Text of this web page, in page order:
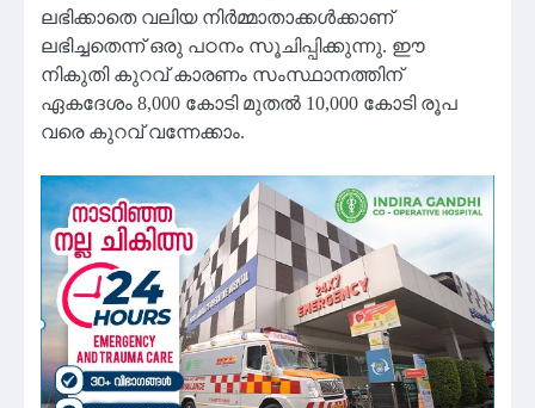
ലഭിക്കാതെ വലിയ നിർമ്മാതാക്കൾക്കാണ്
ലഭിച്ചതെന്ന് ഒരു പഠനം സൂചിപ്പിക്കുന്നു. ഈ
നികുതി കുറവ് കാരണം സംസ്ഥാനത്തിന്
ഏകദേശം 8,000 കോടി മുതൽ 10,000 കോടി രൂപ
വരെ കുറവ് വന്നേക്കാം.